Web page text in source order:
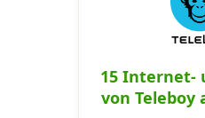
15 Internet-
von Teleboy